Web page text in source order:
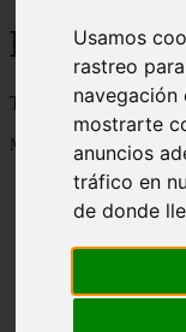
Usamos
rastreo
navegación
mostrarte
anuncios
tráfico en
de donde
Blog
Todo sobre gatos,
Mostrando 1 - 24 de 2799